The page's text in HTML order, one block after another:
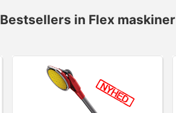
Bestsellers in Flex maskiner